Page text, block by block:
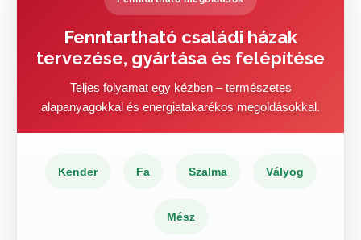
Fenntartható családi házak
tervezése, gyártása és felépítése
Teljes folyamat egy kézben – természetes
alapanyagokkal és energiatakarékos megoldásokkal.
Kender Fa Szalma Vályog
Mész